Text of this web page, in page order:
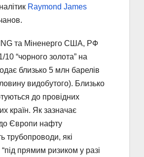
Raymond James
та Міненерго США, РФ
10 “чорного золота” на
близько 5 млн барелів
видобутого). Близько
до провідних
країн. Як зазначає
Європи нафту
трубопроводи, які
прямим ризиком у разі